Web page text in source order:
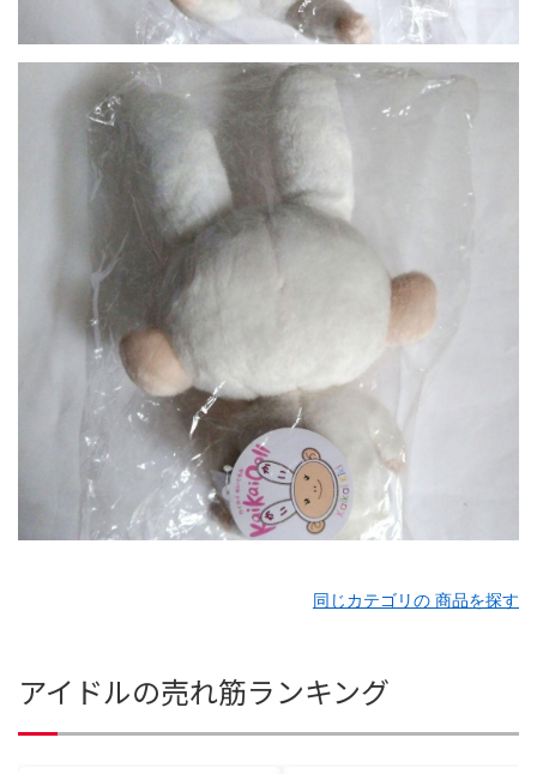
同じカテゴリの 商品を探す
アイドルの売れ筋ランキング